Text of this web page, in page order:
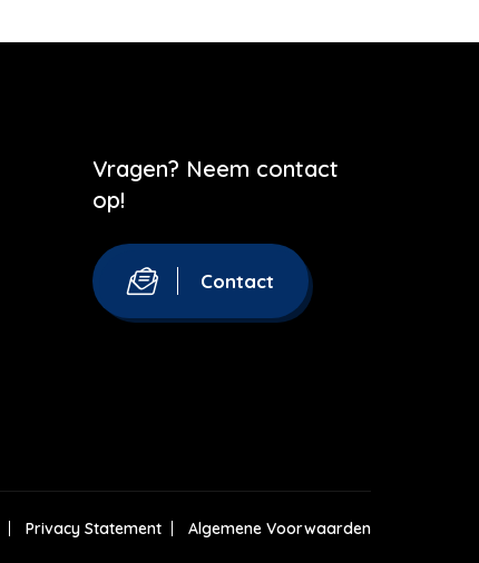
Vragen? Neem contact
op!
Contact
Privacy Statement Algemene Voorwaarden